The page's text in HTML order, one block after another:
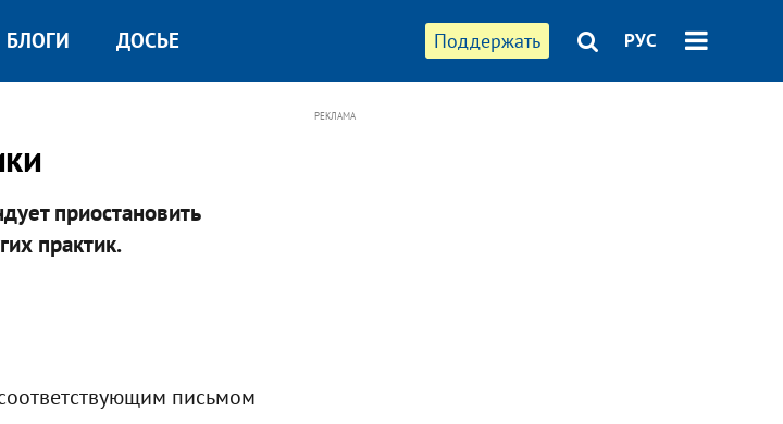
Поддержать РУС
БЛОГИ ДОСЬЕ
приостановить
практик.
письмом
РЕКЛАМА